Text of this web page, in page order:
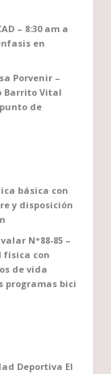
– 8:30 am a
en
Porvenir –
Barrito Vital
de
básica con
y disposición
N°88-85 –
física con
de vida
programas bici
Deportiva El